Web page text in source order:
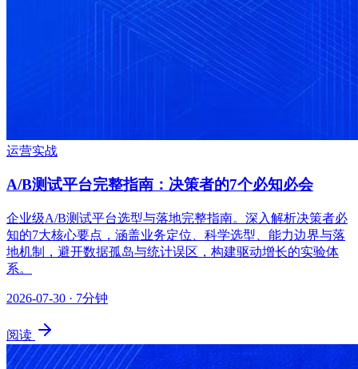
运营实战
A/B测试平台完整指南：决策者的7个必知必会
企业级A/B测试平台选型与落地完整指南。深入解析决策者必
知的7大核心要点，涵盖业务定位、科学选型、能力边界与落
地机制，避开数据孤岛与统计误区，构建驱动增长的实验体
系。
2026-07-30 · 7分钟
阅读